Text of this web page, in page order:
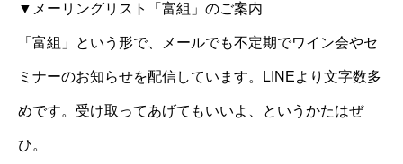
▼メーリングリスト「富組」のご案内
「富組」という形で、メールでも不定期でワイン会やセ
ミナーのお知らせを配信しています。LINEより文字数多
めです。受け取ってあげてもいいよ、というかたはぜ
ひ。